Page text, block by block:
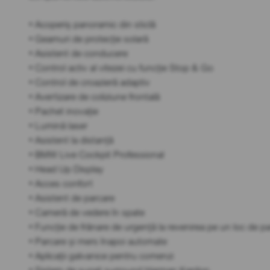
• Acoperiș panoramic din sticlă
• Geamuri de protecție solară
• Asistent de conducere
• Control activ al vitezei cu funcție Stop & Go
• Control de croazieră adaptiv
• Avertizare de coliziune frontală
• Pachet inovație
• Lumină laser
• Asistent la distanță
• BMW Live Cockpit Professional
• Head Up Display
• Acces confort
• Asistent de parcare
• Cameră de vedere în spate
• Funcție de frânare de urgență la revenirea pe un loc de
• Parcare și mers înapoi automate
• Aplicații galvanice pentru comenzi